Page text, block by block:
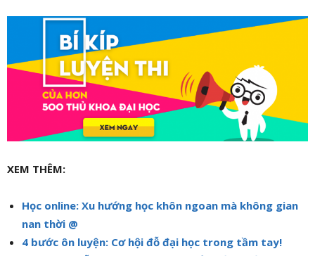
XEM THÊM:
Học online: Xu hướng học khôn ngoan mà không gian
nan thời @
4 bước ôn luyện: Cơ hội đỗ đại học trong tầm tay!